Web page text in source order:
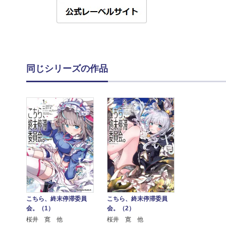
同じシリーズの作品
こちら、終末停滞委員
会。（1）
桜井 寛 他
こちら、終末停滞委員
会。（2）
桜井 寛 他